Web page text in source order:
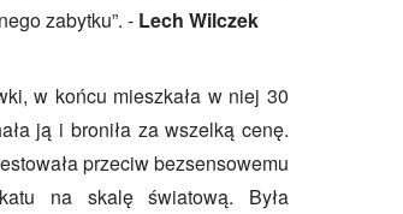
zabytku”. - Lech Wilczek
w końcu mieszkała w niej 30
ją i broniła za wszelką cenę.
przeciw bezsensowemu
na skalę światową. Była